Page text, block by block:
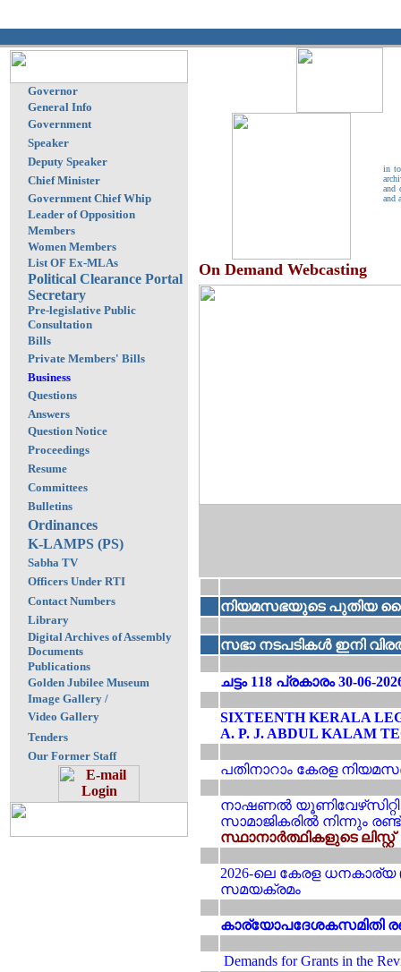
Governor
General Info
Government
Speaker
Deputy Speaker
Chief Minister
Government Chief Whip
Leader of Opposition
Members
Women Members
List OF Ex-MLAs
Political Clearance Portal
Secretary
Pre-legislative Public
Consultation
Bills
Private Members' Bills
Business
Questions
Answers
Question Notice
Proceedings
Resume
Committees
Bulletins
Ordinances
K-LAMPS (PS)
Sabha TV
Officers Under RTI
Contact Numbers
Library
Digital Archives of Assembly
Documents
Publications
Golden Jubilee Museum
Image Gallery /
Video Gallery
Tenders
Our Former Staff
in to
and
and
On Demand Webcasting
നിയമസഭയുടെ പുതിയ
സഭാ നടപടികൾ ഇനി
ചട്ടം 118 പ്രകാരം 30-
SIXTEENTH KERALA
A. P. J. ABDUL KALAM
പതിനാറാം കേരള
നാഷണൽ
സാമാജികരിൽ നിന്നും
സ്ഥാനാർത്ഥികളുടെ ലിസ്റ്റ്
2026-ലെ കേരള
സമയക്രമം
കാര്യോപദേശകസമിതി
Demands for Grants in the